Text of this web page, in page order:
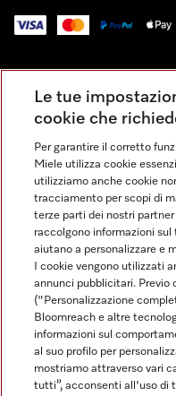
Condizioni Generali di
Privacy
Condizioni di Utilizzo
Dichiarazione di Accessibilità
Modulo di recesso
Legge sui servizi digitali
Impostazioni dei cookie
FINANZIAMENTO FINO A
ZERO
Le tue
cookie che
Per garantire il corretto
Miele utilizza cookie
utilizziamo anche cookie
tracciamento per scopi di
terze parti dei nostri
raccolgono informazioni
aiutano a personalizzare e
I cookie vengono utilizzati
annunci pubblicitari. Previo
("Personalizzazione
Bloomreach e altre
informazioni sul
al suo profilo per
mostriamo attraverso vari
tutti”, acconsenti all'uso di